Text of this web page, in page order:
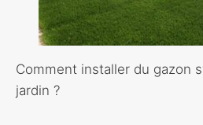
Comment installer du gazon
jardin ?